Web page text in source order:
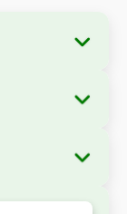
Sector